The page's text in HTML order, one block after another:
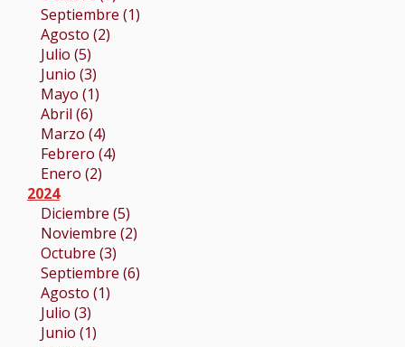
Septiembre (1)
Agosto (2)
Julio (5)
Junio (3)
Mayo (1)
Abril (6)
Marzo (4)
Febrero (4)
Enero (2)
2024
Diciembre (5)
Noviembre (2)
Octubre (3)
Septiembre (6)
Agosto (1)
Julio (3)
Junio (1)